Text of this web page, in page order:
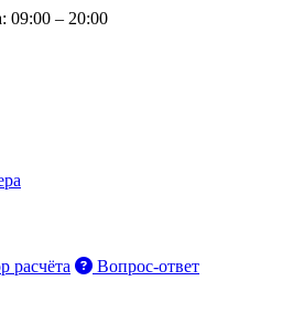
– 20:00
расчёта Вопрос-ответ